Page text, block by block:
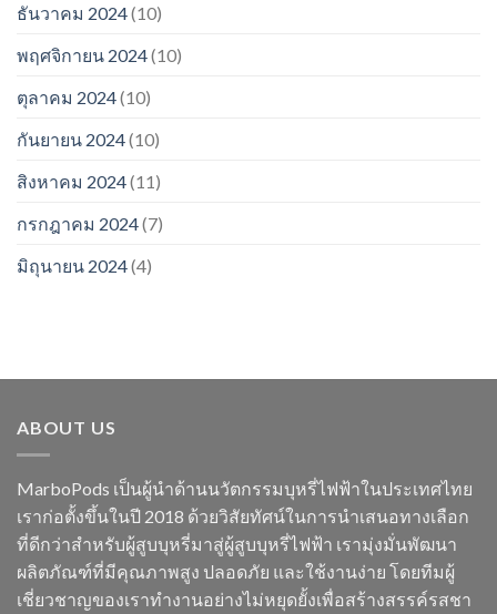
ธันวาคม 2024(10)
พฤศจิกายน 2024(10)
ตุลาคม 2024(10)
กันยายน 2024(10)
สิงหาคม 2024(11)
กรกฎาคม 2024(7)
มิถุนายน 2024(4)
ABOUT US
MarboPods เป็นผู้นำด้านนวัตกรรมบุหรี่ไฟฟ้าในประเทศไทย
เราก่อตั้งขึ้นในปี 2018 ด้วยวิสัยทัศน์ในการนำเสนอทางเลือก
ที่ดีกว่าสำหรับผู้สูบบุหรี่มาสู่ผู้สูบบุหรี่ไฟฟ้า เรามุ่งมั่นพัฒนา
ผลิตภัณฑ์ที่มีคุณภาพสูง ปลอดภัย และใช้งานง่าย โดยทีมผู้
เชี่ยวชาญของเราทำงานอย่างไม่หยุดยั้งเพื่อสร้างสรรค์รสชา